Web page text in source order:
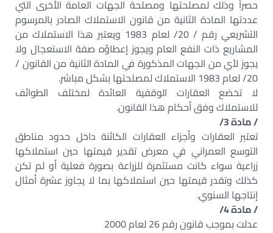
حصراً وذلك لمصلحتها ومصلحة الجهات العامة الأخرى التي
عددتها المادة الثانية من قانون الاستملاك الصادر بالمرسوم
التشريعي رقم / 20/ لعام 1983 ويعتبر هذا الاستملاك من
المشاريع ذات النفع العام ويجوز إعطاؤه صفة الاستعجال ولا
يجوز لأي من الجهات المذكورة في المادة الثانية من القانون /
20/ لعام 1983 الاستملاك لمصلحتها بشكل مباشر.
لا تخضع العقارات الوقفية العائدة لمختلف الطوائف
للاستملاك وفق أحكام هذا القانون.
/ مادة 3/
تعتبر العقارات وأجزاء العقارات الكائنة داخل حدود مناطق
التوسع العمراني في معرض تقدير قيمتها حين استملاكها
زراعية سواء كانت مستثمرة للزراعة بصورة فعلية أو لم تكن
كذلك وتقدر قيمتها حين استملاكها بما لا يجاوز عشرة أمثال
إنتاجها السنوي.
/ مادة 4/
عدلت بموجب قانون رقم 26 لعام 2000